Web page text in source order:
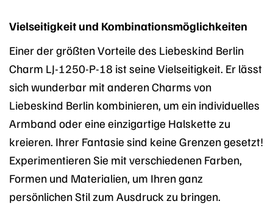
Vielseitigkeit und Kombinationsmöglichkeiten
Einer der größten Vorteile des Liebeskind Berlin
Charm LJ-1250-P-18 ist seine Vielseitigkeit. Er lässt
sich wunderbar mit anderen Charms von
Liebeskind Berlin kombinieren, um ein individuelles
Armband oder eine einzigartige Halskette zu
kreieren. Ihrer Fantasie sind keine Grenzen gesetzt!
Experimentieren Sie mit verschiedenen Farben,
Formen und Materialien, um Ihren ganz
persönlichen Stil zum Ausdruck zu bringen.